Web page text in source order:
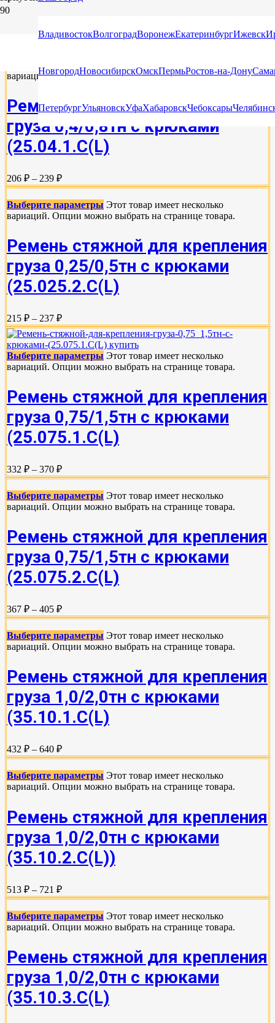
ВладивостокВолгоградВоронежЕкатеринбургИжевск
НовгородНовосибирскОмскПермьРостов-на-Дону
ПетербургУльяновскУфаХабаровскЧебоксары
УСТРОЙСТВАМИ
вариаций. Опции можно выбрать на странице товара.
Ремень стяжной для крепления
груза 0,4/0,8тн с крюками
(25.04.1.С(L)
206 ₽ – 239 ₽
Выберите параметры Этот товар имеет несколько
вариаций. Опции можно выбрать на странице товара.
Ремень стяжной для крепления
груза 0,25/0,5тн с крюками
(25.025.2.С(L)
215 ₽ – 237 ₽
Выберите параметры Этот товар имеет несколько
вариаций. Опции можно выбрать на странице товара.
Ремень стяжной для крепления
груза 0,75/1,5тн с крюками
(25.075.1.С(L)
332 ₽ – 370 ₽
Выберите параметры Этот товар имеет несколько
вариаций. Опции можно выбрать на странице товара.
Ремень стяжной для крепления
груза 0,75/1,5тн с крюками
(25.075.2.C(L)
367 ₽ – 405 ₽
Выберите параметры Этот товар имеет несколько
вариаций. Опции можно выбрать на странице товара.
Ремень стяжной для крепления
груза 1,0/2,0тн с крюками
(35.10.1.С(L)
432 ₽ – 640 ₽
Выберите параметры Этот товар имеет несколько
вариаций. Опции можно выбрать на странице товара.
Ремень стяжной для крепления
груза 1,0/2,0тн с крюками
(35.10.2.C(L))
513 ₽ – 721 ₽
Выберите параметры Этот товар имеет несколько
вариаций. Опции можно выбрать на странице товара.
Ремень стяжной для крепления
груза 1,0/2,0тн с крюками
(35.10.3.С(L)